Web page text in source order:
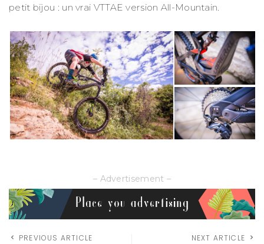
petit bijou : un vrai VTTAE version All-Mountain.
– Advertisement –
PREVIOUS ARTICLE
NEXT ARTICLE